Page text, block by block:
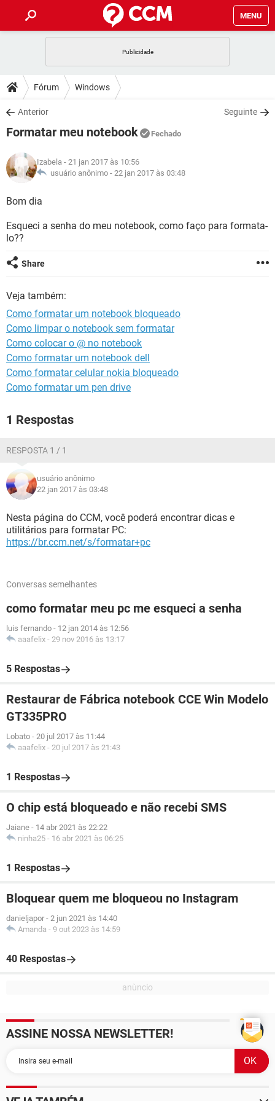
MENU
CELULAR
OUTLOOK
INSTAGRAM GMAIL
GUIA DE COMPRAS
DICAS
JOGOS
INSTAGRAM
DOWNLOADS
JOGOS WHATSAPP
CELULAR
OUTLOOK EXCEL
INSTAGRAM
JOGOS
OUTLOOK
INSTAGRAM GMAIL
GLOSSÁRIO
JOGOS
OUTLOOK
INSTAGRAM
Fórum Windows
Anterior Seguinte
Formatar meu notebook Fechado
Izabela - 21 jan 2017 às 10:56
usuário anônimo - 22 jan 2017 às 03:48
Bom dia
Esqueci a senha do meu notebook, como faço para formata-
lo??
Share
Veja também:
Como formatar um notebook bloqueado
Como limpar o notebook sem formatar
Como colocar o @ no notebook
Como formatar um notebook dell
Como formatar celular nokia bloqueado
Como formatar um pen drive
1 Respostas
RESPOSTA 1 / 1
usuário anônimo
22 jan 2017 às 03:48
Nesta página do CCM, você poderá encontrar dicas e
utilitários para formatar PC:
https://br.ccm.net/s/formatar+pc
Conversas semelhantes
como formatar meu pc me esqueci a senha
luis fernando - 12 jan 2014 às 12:56
aaafelix - 29 nov 2016 às 13:17
5 Respostas
Restaurar de Fábrica notebook CCE Win Modelo
GT335PRO
Lobato - 20 jul 2017 às 11:44
aaafelix - 20 jul 2017 às 21:43
1 Respostas
O chip está bloqueado e não recebi SMS
Jaiane - 14 abr 2021 às 22:22
ninha25 - 16 abr 2021 às 06:25
1 Respostas
Bloquear quem me bloqueou no Instagram
danieljapor - 2 jun 2021 às 14:40
Amanda - 9 out 2023 às 14:59
40 Respostas
ASSINE NOSSA NEWSLETTER!